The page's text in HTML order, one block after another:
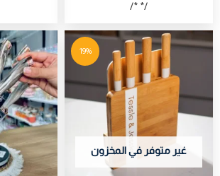
/* */
19%
غير متوفر في المخزون